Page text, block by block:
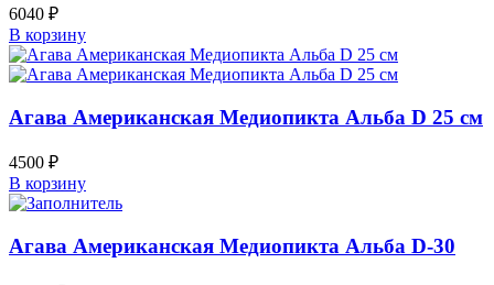
6040 ₽
В корзину
Агава Американская Медиопикта Альба D 25 см
4500 ₽
В корзину
Агава Американская Медиопикта Альба D-30